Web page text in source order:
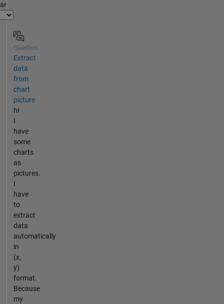
Question
Extract
data
from
chart
picture
hi
I
have
some
charts
as
pictures.
I
have
to
extract
data
automatically
in
(x,
y)
format.
Because
my